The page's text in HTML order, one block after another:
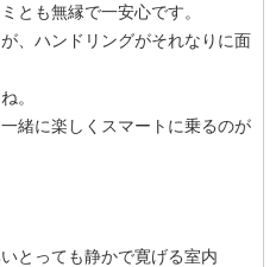
とも無縁で一安心です。
、ハンドリングがそれなりに面
。
緒に楽しくスマートに乗るのが
とっても静かで寛げる室内